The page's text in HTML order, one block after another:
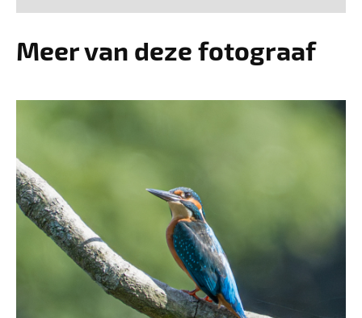
Meer van deze fotograaf